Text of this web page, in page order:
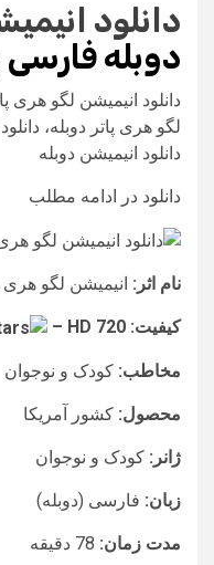
دانلود
دوبله فارسی
دانلود انیمیشن لگو هری
لگو هری پاتر دوبله،
دانلود انیمیشن دوبله
دانلود در ادامه مطلب
نام اثر: انیمیشن لگو هری
کیفیت: HD 720 –
مخاطب: کودک و نوجوان
محصول: کشور آمریکا
ژانر: کودک و نوجوان
زبان: فارسی (دوبله)
مدت زمان: